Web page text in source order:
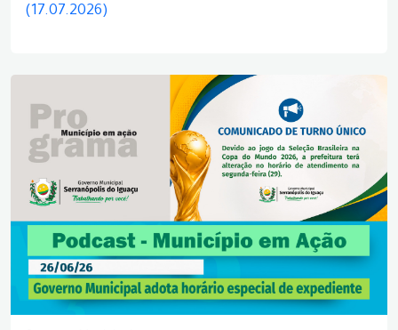
(17.07.2026)